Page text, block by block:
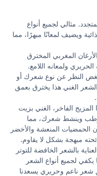
مثالي لجميع أنواع
ويضيف لمعانًا مبهرًا، مما
المغربي المخترق
بغض النظر عن نوع شعرك أو
الغني هذا يخترق بعمق
المزيج الفاخر، الغني بزيت
يرطب وينشط شعرك، مما
الحمضيات المنعشة والأخضر
مبهجة بشكل لا يقاوم.
بالشعر الخافضة للتوتر
لجميع أنواع الشعر
شعر ناعم وحريري يسعدنا